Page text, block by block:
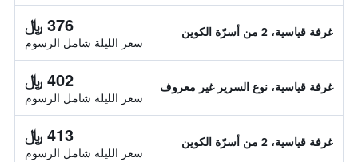
غرفة قياسية، 2 من أسرّة الكوين 376 ﷼
سعر الليلة شامل الرسوم
غرفة قياسية، نوع السرير غير معروف 402 ﷼
سعر الليلة شامل الرسوم
غرفة قياسية، 2 من أسرّة الكوين 413 ﷼
سعر الليلة شامل الرسوم